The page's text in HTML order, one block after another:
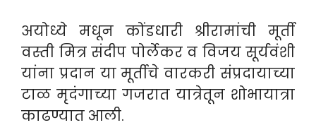
अयोध्ये मधून कोंडधारी श्रीरामांची मूर्ती
वस्ती मित्र संदीप पोर्लेकर व विजय सूर्यवंशी
यांना प्रदान या मूर्तीचे वारकरी संप्रदायाच्या
टाळ मृदंगाच्या गजरात यात्रेतून शोभायात्रा
काढण्यात आली.